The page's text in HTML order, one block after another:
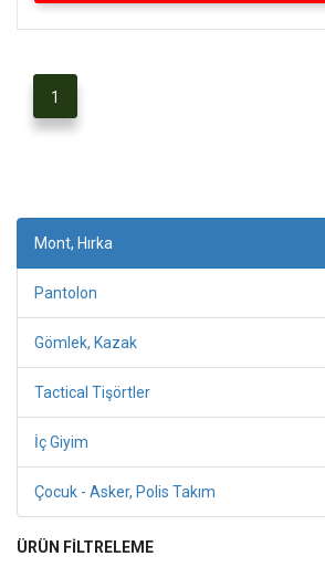
1
Mont, Hırka
Pantolon
Gömlek, Kazak
Tactical Tişörtler
İç Giyim
Çocuk - Asker, Polis Takım
ÜRÜN FİLTRELEME